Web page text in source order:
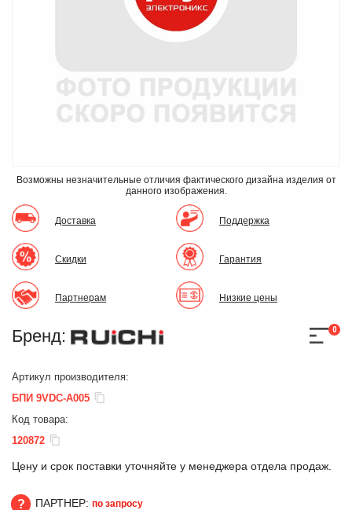
Возможны незначительные отличия фактического дизайна изделия от
данного изображения.
Доставка
Скидки
Партнерам
Поддержка
Гарантия
Низкие цены
Бренд: 0
Артикул производителя:
БПИ 9VDC-A005
Код товара:
120872
Цену и срок поставки уточняйте у менеджера отдела продаж.
ПАРТНЕР: по запросу